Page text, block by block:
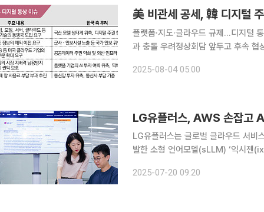
美 비관세 공세, 韓 디지털
플랫폼·지도·클라우드 규제…디지털
과 충돌 우려정상회담 앞두고 후속 협상 쟁점 재부상
를 둘러싼 미국의 비관세 압박은 이제
2025-08-04 05:00
LG유플러스, AWS 손잡고
LG유플러스는 글로벌 클라우드 서비
발한 소형 언어모델(sLLM) ‘익시젠
해 익시젠 기반의 새로운 AI 서비스를
2025-07-20 09:20